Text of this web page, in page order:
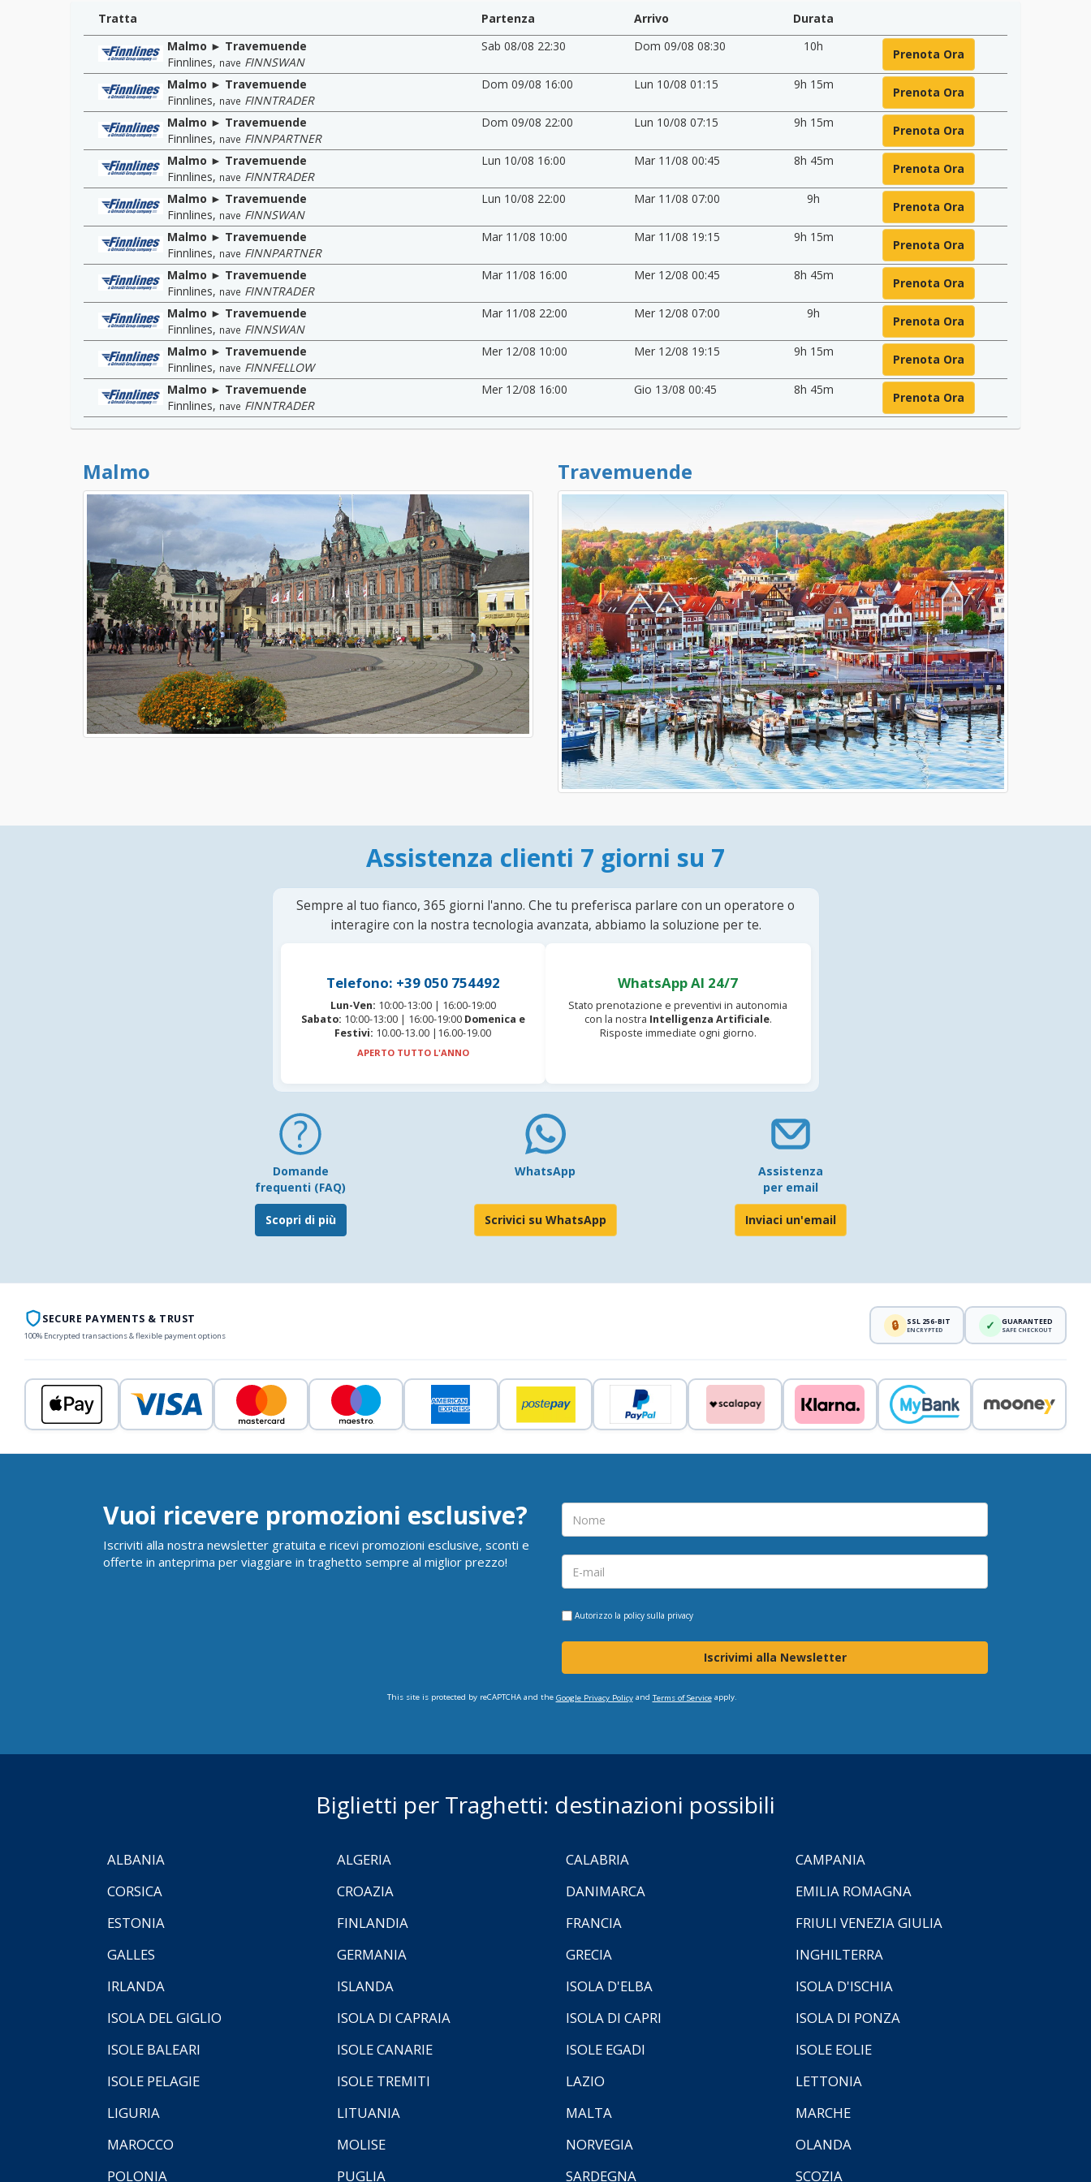
Tratta Partenza Arrivo
Durata
Malmo ► Travemuende
Finnlines, nave FINNSWAN
Sab 08/08 22:30 Dom 09/08 08:30 10h
Prenota Ora
Malmo ► Travemuende
Finnlines, nave FINNTRADER
Dom 09/08 16:00 Lun 10/08 01:15 9h 15m
Prenota Ora
Malmo ► Travemuende
Finnlines, nave FINNPARTNER
Dom 09/08 22:00 Lun 10/08 07:15 9h 15m
Prenota Ora
Malmo ► Travemuende
Finnlines, nave FINNTRADER
Lun 10/08 16:00 Mar 11/08 00:45 8h 45m
Prenota Ora
Malmo ► Travemuende
Finnlines, nave FINNSWAN
Lun 10/08 22:00 Mar 11/08 07:00 9h
Prenota Ora
Malmo ► Travemuende
Finnlines, nave FINNPARTNER
Mar 11/08 10:00 Mar 11/08 19:15 9h 15m
Prenota Ora
Malmo ► Travemuende
Finnlines, nave FINNTRADER
Mar 11/08 16:00 Mer 12/08 00:45 8h 45m
Prenota Ora
Malmo ► Travemuende
Finnlines, nave FINNSWAN
Mar 11/08 22:00 Mer 12/08 07:00 9h
Prenota Ora
Malmo ► Travemuende
Finnlines, nave FINNFELLOW
Mer 12/08 10:00 Mer 12/08 19:15 9h 15m
Prenota Ora
Malmo ► Travemuende
Finnlines, nave FINNTRADER
Mer 12/08 16:00 Gio 13/08 00:45 8h 45m
Prenota Ora
Malmo Travemuende
Assistenza clienti 7 giorni su 7
Sempre al tuo fianco, 365 giorni l'anno. Che tu preferisca parlare con un operatore o
interagire con la nostra tecnologia avanzata, abbiamo la soluzione per te.
Telefono: +39 050 754492
Lun-Ven: 10:00-13:00 | 16:00-19:00
Sabato: 10:00-13:00 | 16:00-19:00 Domenica e
Festivi: 10.00-13.00 |16.00-19.00
APERTO TUTTO L'ANNO
WhatsApp AI 24/7
Stato prenotazione e preventivi in autonomia
con la nostra Intelligenza Artificiale.
Risposte immediate ogni giorno.
Domande
frequenti (FAQ)
Scopri di più
WhatsApp
Scrivici su WhatsApp
Assistenza
per email
Inviaci un'email
SECURE PAYMENTS & TRUST
100% Encrypted transactions & flexible payment options
🔒 SSL 256-BIT
ENCRYPTED ✓ GUARANTEED
SAFE CHECKOUT
Vuoi ricevere promozioni esclusive?
Iscriviti alla nostra newsletter gratuita e ricevi promozioni esclusive, sconti e
offerte in anteprima per viaggiare in traghetto sempre al miglior prezzo!
Autorizzo la policy sulla privacy
Iscrivimi alla Newsletter
This site is protected by reCAPTCHA and the Google Privacy Policyand Terms of Serviceapply.
Biglietti per Traghetti: destinazioni possibili
ALBANIA ALGERIA CALABRIA
CAMPANIA
CORSICA
CROAZIA DANIMARCA
EMILIA ROMAGNA
ESTONIA
FINLANDIA FRANCIA
FRIULI VENEZIA GIULIA
GALLES
GERMANIA GRECIA
INGHILTERRA
IRLANDA
ISLANDA ISOLA D'ELBA
ISOLA D'ISCHIA
ISOLA DEL GIGLIO
ISOLA DI CAPRAIA ISOLA DI CAPRI
ISOLA DI PONZA
ISOLE BALEARI
ISOLE CANARIE ISOLE EGADI
ISOLE EOLIE
ISOLE PELAGIE
ISOLE TREMITI LAZIO
LETTONIA
LIGURIA
LITUANIA MALTA
MARCHE
MAROCCO
MOLISE NORVEGIA
OLANDA
POLONIA
PUGLIA SARDEGNA SCOZIA